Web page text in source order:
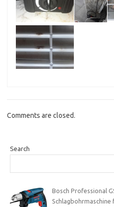
Comments are closed.
Search
Bosch Professional
Schlagbohrmaschine